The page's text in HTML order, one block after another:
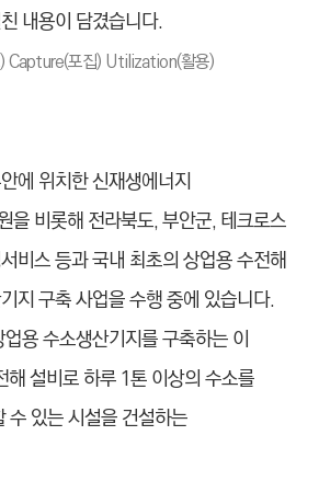
내용이 담겼습니다.
Capture(포집) Utilization(활용)
에 위치한 신재생에너지
을 비롯해 전라북도, 부안군, 테크로스
비스 등과 국내 최초의 상업용 수전해
지 구축 사업을 수행 중에 있습니다.
용 수소생산기지를 구축하는 이
설비로 하루 1톤 이상의 수소를
수 있는 시설을 건설하는